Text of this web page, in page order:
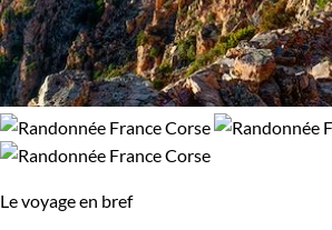
Le voyage en bref